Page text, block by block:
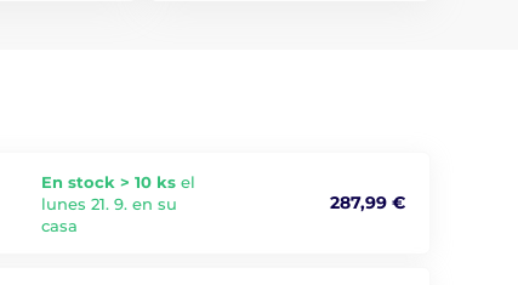
En stock > 10 ks el
lunes 21. 9. en su
casa
287,99 €